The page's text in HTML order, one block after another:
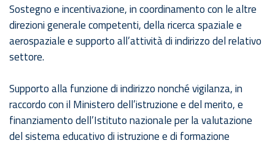
Sostegno e incentivazione, in coordinamento con le altre
direzioni generale competenti, della ricerca spaziale e
aerospaziale e supporto all’attività di indirizzo del relativo
settore.
Supporto alla funzione di indirizzo nonché vigilanza, in
raccordo con il Ministero dell’istruzione e del merito, e
finanziamento dell’Istituto nazionale per la valutazione
del sistema educativo di istruzione e di formazione